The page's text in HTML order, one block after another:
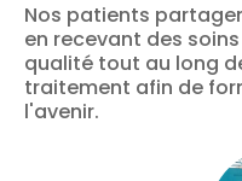
Nos patients
en recevant des
qualité tout au long
traitement afin de
l'avenir.